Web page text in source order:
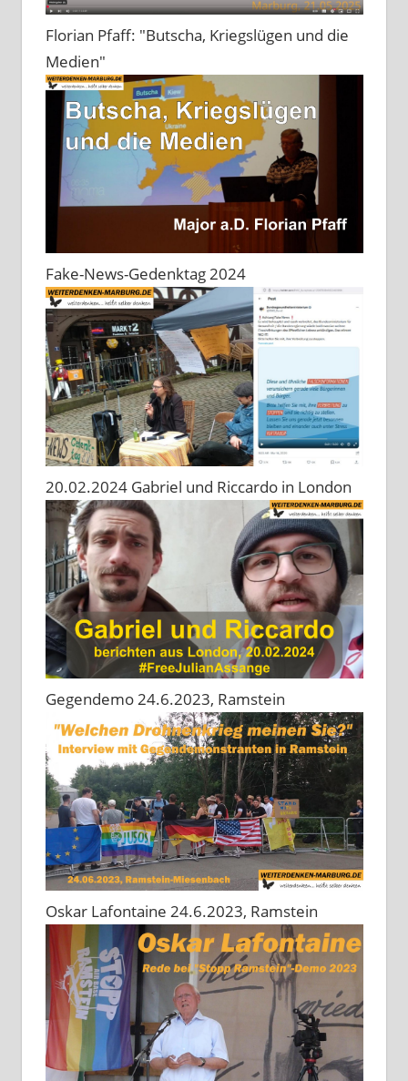
Florian Pfaff: "Butscha, Kriegslügen und die
Medien"
Fake-News-Gedenktag 2024
20.02.2024 Gabriel und Riccardo in London
Gegendemo 24.6.2023, Ramstein
Oskar Lafontaine 24.6.2023, Ramstein